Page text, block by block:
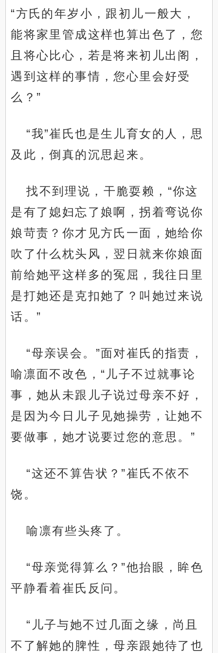
“方氏的年岁小，跟初儿一般大，
能将家里管成这样也算出色了，您
且将心比心，若是将来初儿出阁，
遇到这样的事情，您心里会好受
么？”
“我”崔氏也是生儿育女的人，思
及此，倒真的沉思起来。
找不到理说，干脆耍赖，“你这
是有了媳妇忘了娘啊，拐着弯说你
娘苛责？你才见方氏一面，她给你
吹了什么枕头风，翌日就来你娘面
前给她平这样多的冤屈，我往日里
是打她还是克扣她了？叫她过来说
话。”
“母亲误会。”面对崔氏的指责，
喻凛面不改色，“儿子不过就事论
事，她从未跟儿子说过母亲不好，
是因为今日儿子见她操劳，让她不
要做事，她才说要过您的意思。”
“这还不算告状？”崔氏不依不
饶。
喻凛有些头疼了。
“母亲觉得算么？”他抬眼，眸色
平静看着崔氏反问。
“儿子与她不过几面之缘，尚且
不了解她的脾性，母亲跟她待了也